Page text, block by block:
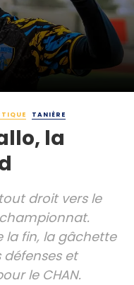
TANIÈRE
la
droit vers le
la fin, la gâchette
défenses et
le CHAN.